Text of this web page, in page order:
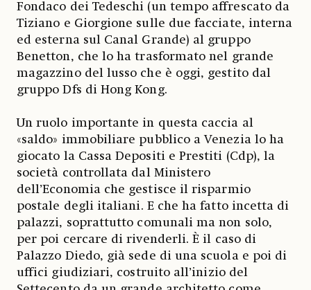
Fondaco dei Tedeschi (un tempo affrescato da
Tiziano e Giorgione sulle due facciate, interna
ed esterna sul Canal Grande) al gruppo
Benetton, che lo ha trasformato nel grande
magazzino del lusso che è oggi, gestito dal
gruppo Dfs di Hong Kong.
Un ruolo importante in questa caccia al
«saldo» immobiliare pubblico a Venezia lo ha
giocato la Cassa Depositi e Prestiti (Cdp), la
società controllata dal Ministero
dell’Economia che gestisce il risparmio
postale degli italiani. E che ha fatto incetta di
palazzi, soprattutto comunali ma non solo,
per poi cercare di rivenderli. È il caso di
Palazzo Diedo, già sede di una scuola e poi di
uffici giudiziari, costruito all’inizio del